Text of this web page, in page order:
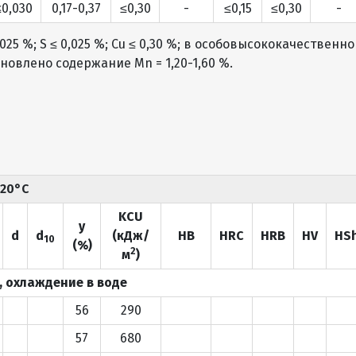
0,17-0,37 ≤0,30 - ≤0,15 ≤0,30 -
%; S ≤ 0,025 %; Сu ≤ 0,30 %; в
содержание Mn = 1,20-1,60 %.
d d10
y
(%)
KCU
(кДж/
м2)
HB HRC HRB HV
охлаждение в воде
56
290
57
680